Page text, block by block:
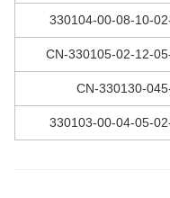
330104-00-08-10-
330105-02-12-05-
330130-045-
330103-00-04-05-